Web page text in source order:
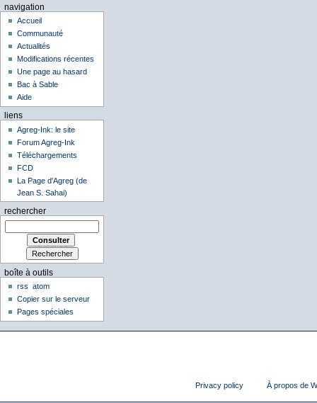
navigation
Accueil
Communauté
Actualités
Modifications récentes
Une page au hasard
Bac à Sable
Aide
liens
Agreg-Ink: le site
Forum Agreg-Ink
Téléchargements
FCD
La Page d'Agreg (de
Jean S. Sahai)
rechercher
boîte à outils
rss
atom
Copier sur le serveur
Pages spéciales
Privacy policy À propos de